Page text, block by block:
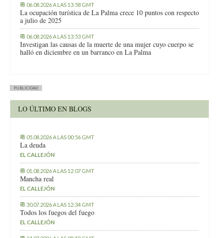
06.08.2026 A LAS 13:58 GMT
La ocupación turística de La Palma crece 10 puntos con respecto
a julio de 2025
06.08.2026 A LAS 13:53 GMT
Investigan las causas de la muerte de una mujer cuyo cuerpo se
halló en diciembre en un barranco en La Palma
PUBLICIDAD
LO ÚLTIMO EN BLOGS
05.08.2026 A LAS 00:56 GMT
La deuda
EL CALLEJÓN
01.08.2026 A LAS 12:07 GMT
Mancha real
EL CALLEJÓN
30.07.2026 A LAS 12:34 GMT
Todos los fuegos del fuego
EL CALLEJÓN